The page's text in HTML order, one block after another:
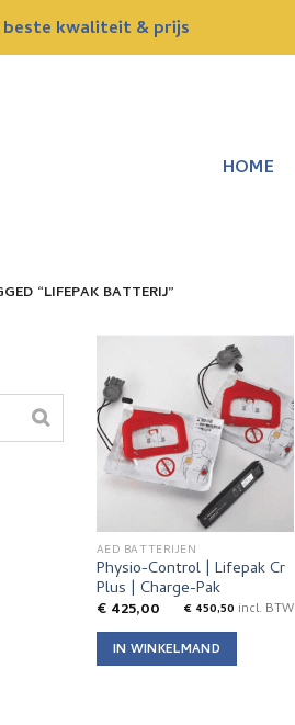
beste kwaliteit & prijs
HOME
“LIFEPAK BATTERIJ”
AED BATTERIJEN
Physio-Control | Lifepak Cr
Plus | Charge-Pak
€425,00 € 450,50 incl. BTW
IN WINKELMAND